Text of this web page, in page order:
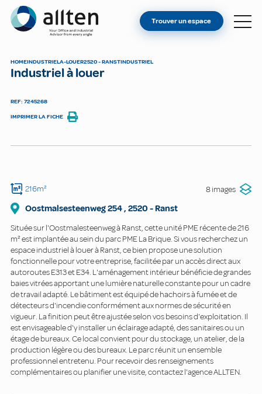
Allten
TROUVER UN ESPACE
Trouver un espace
HOMEINDUSTRIELA-LOUER2520 - RANSTINDUSTRIEL
Industriel à louer
REF: 7245268
IMPRIMER LA FICHE
216m² 8 images
Oostmalsesteenweg254, 2520 -Ranst
Située sur l'Oostmalesteenweg à Ranst, cette unité PME récente de 216
m² est implantée au sein du parc PME La Brique. Si vous recherchez un
espace industriel à louer à Ranst, ce bien propose une solution
fonctionnelle pour votre entreprise, facilitée par un accès direct aux
autoroutes E313 et E34. L'aménagement intérieur bénéficie de grandes
baies vitrées apportant une lumière naturelle constante pour un cadre
de travail adapté. Le bâtiment est équipé de hachoirs à fumée et de
détecteurs d'incendie conformément aux normes de sécurité en
vigueur. La finition peut être ajustée selon vos besoins d'exploitation. Il
est envisageable d'y installer un éclairage adapté, des sanitaires ou un
étage de bureaux. Ce local convient pour du stockage, un atelier, de la
production légère ou des bureaux. Le parc réunit un ensemble
professionnel entretenu. Pour recevoir des renseignements
complémentaires ou planifier une visite, contactez l'agence ALLTEN.